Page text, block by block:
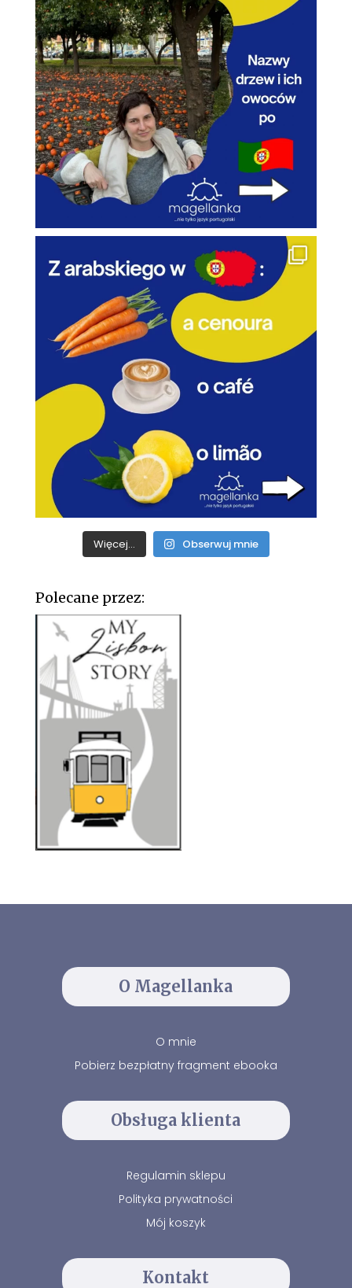
Więcej... Obserwuj mnie
Polecane przez:
O Magellanka
O mnie
Pobierz bezpłatny fragment ebooka
Obsługa klienta
Regulamin sklepu
Polityka prywatności
Mój koszyk
Kontakt